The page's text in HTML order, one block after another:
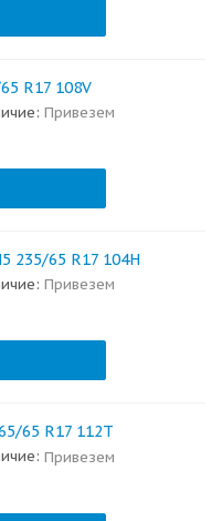
R17 108V
Привезем
235/65 R17 104H
Привезем
65 R17 112T
Привезем